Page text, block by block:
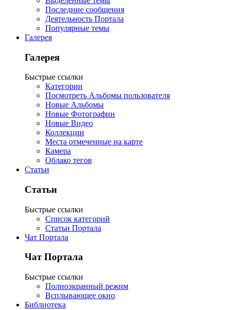
Последние сообщения
Деятельность Портала
Популярные темы
Галерея
Галерея
Быстрые ссылки
Категории
Посмотреть Альбомы пользователя
Новые Альбомы
Новые Фотографии
Новые Видео
Коллекции
Места отмеченные на карте
Камера
Облако тегов
Статьи
Статьи
Быстрые ссылки
Список категорий
Статьи Портала
Чат Портала
Чат Портала
Быстрые ссылки
Полноэкранный режим
Всплывающее окно
Библиотека